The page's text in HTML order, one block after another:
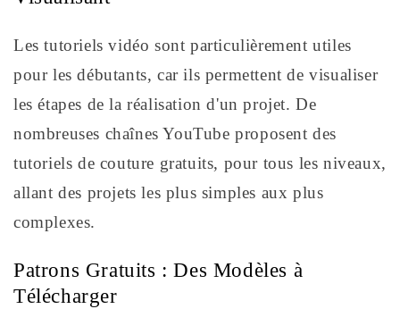
Les tutoriels vidéo sont particulièrement utiles
pour les débutants, car ils permettent de visualiser
les étapes de la réalisation d'un projet. De
nombreuses chaînes YouTube proposent des
tutoriels de couture gratuits, pour tous les niveaux,
allant des projets les plus simples aux plus
complexes.
Patrons Gratuits : Des Modèles à
Télécharger